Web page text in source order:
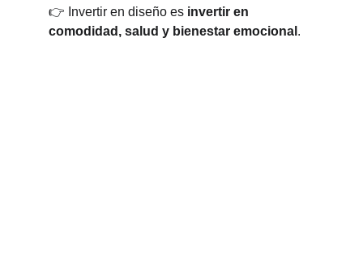
👉 Invertir en diseño es invertir en
comodidad, salud y bienestar emocional .